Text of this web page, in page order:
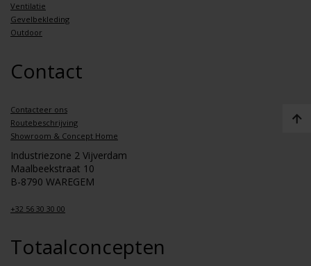
Ventilatie
Gevelbekleding
Outdoor
Contact
Contacteer ons
Routebeschrijving
Showroom & Concept Home
Industriezone 2 Vijverdam
Maalbeekstraat 10
B-8790 WAREGEM
+32 56 30 30 00
Totaalconcepten